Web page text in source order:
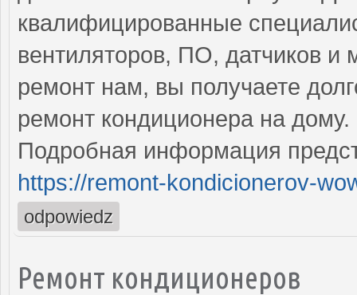
квалифицированные
вентиляторов, ПО, датчиков и
ремонт нам, вы получаете
ремонт кондиционера на дому.
Подробная информация
https://remont-kondicionerov-
odpowiedz
Ремонт кондиционеров